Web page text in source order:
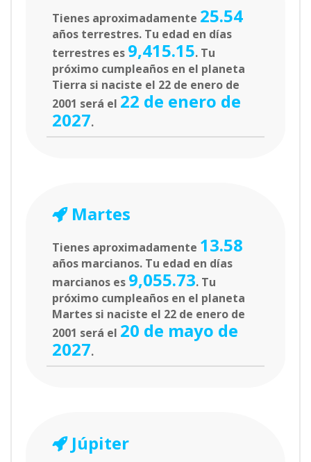
Tienes aproximadamente 25.54
años terrestres. Tu edad en días
terrestres es 9,415.15. Tu
próximo cumpleaños en el planeta
Tierra si naciste el 22 de enero de
2001 será el 22 de enero de
2027.
Martes
Tienes aproximadamente 13.58
años marcianos. Tu edad en días
marcianos es 9,055.73. Tu
próximo cumpleaños en el planeta
Martes si naciste el 22 de enero de
2001 será el 20 de mayo de
2027.
Júpiter